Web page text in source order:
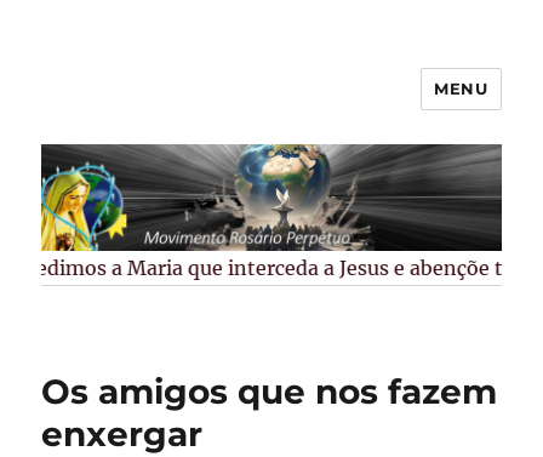
Guarapuava/PR
MENU
Pedimos a Maria que interceda a Jesus e abençõe
Os amigos que nos fazem
enxergar